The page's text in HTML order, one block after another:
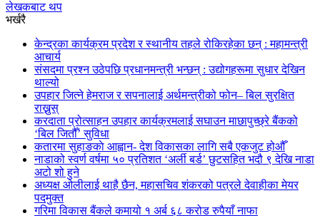
लेखकबाट थप
भर्खरै
केन्द्रका कार्यक्रम प्रदेश र स्थानीय तहले रोकिरहेका छन् : महामन्त्री
आचार्य
संसदमा प्रश्न उठेपछि प्रधानमन्त्री भन्छन् : उद्योगहरूमा सुधार देखिन
थाल्यो
उपहार जित्ने हेमराज र सपनालाई अर्थमन्त्रीको फोन– बिल सुरक्षित
राख्नुस्
करदाता प्रोत्साहन उपहार कार्यक्रमलाई सघाउन माछापुच्छ्रे बैंकको
‘बिल जितौँ’ सुविधा
कतारमा सुहाङकाे आह्वान- देश विकासका लागि सबै एकजुट होऔँ
नाडाको स्वर्ण वर्षमा ५० प्रतिशत ‘अर्ली बर्ड’ छुटसहित भदौ ९ देखि नाडा
अटो शो हुने
अध्यक्ष ओलीलाई थाहै छैन, महासचिव शंकरको पत्रले देवाहीका मेयर
पदमुक्त
गरिमा विकास बैंकले कमायो १ अर्ब ६८ करोड रुपैयाँ नाफा